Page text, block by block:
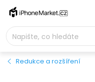
Přejít
obsah
Redukce a rozšíření